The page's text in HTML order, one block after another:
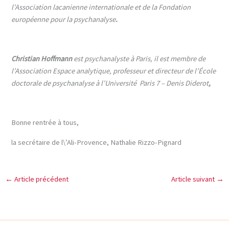
l’Association lacanienne internationale et de la Fondation
européenne pour la psychanalyse.
Christian Hoffmannest psychanalyste à Paris, il est membre de
l’Association Espace analytique, professeur et directeur de l’École
doctorale de psychanalyse à l’Université Paris 7 – Denis Diderot,
Bonne rentrée à tous,
la secrétaire de l\’Ali-Provence, Nathalie Rizzo-Pignard
← Article précédent Article suivant →